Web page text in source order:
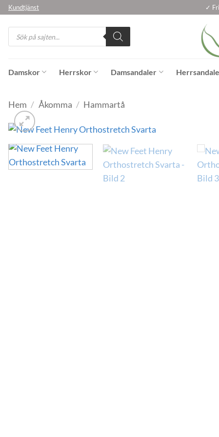
Skip
content
Kundtjänst ✓
Products
search
Damskor Herrskor Damsandaler
Hem / Åkomma / Hammartå